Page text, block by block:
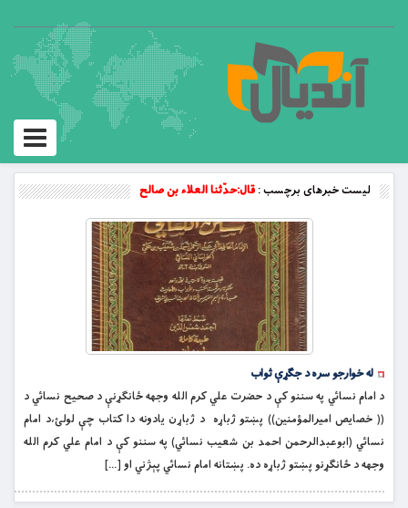
Toggle
لیست خبرهای برچسب :قال:‌حدّثنا العلاء بن صالح
له خوارجو سره د جګړې ثواب
د امام نسائي په سننو کې د حضرت علي کرم الله وجهه ځانګړنې د صحيح نسائي د
(( خصايص اميرالمؤمنين)) پښتو ژباړه د ژباړن يادونه دا كتاب چې لولئ،د امام
نسائي (ابوعبدالرحمن احمد بن شعيب نسائي) په سننو كې د امام علي كرم الله
وجهه د ځانګړنو پښتو ژباړه ده. پښتانه امام نسائي پېژني او […]